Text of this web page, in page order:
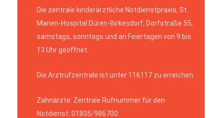
Die zentrale kinderärztliche Notdienstpraxis, St.
Marien-Hospital Düren-Birkesdorf, Dorfstraße 55,
samstags, sonntags und an Feiertagen von 9 bis
13 Uhr geöffnet.
Die Arztrufzentrale ist unter 116117 zu erreichen.
Zahnärzte: Zentrale Rufnummer für den
Notdienst: 01805/986700.